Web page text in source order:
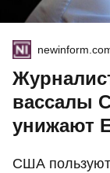
вассалы
унижают
США